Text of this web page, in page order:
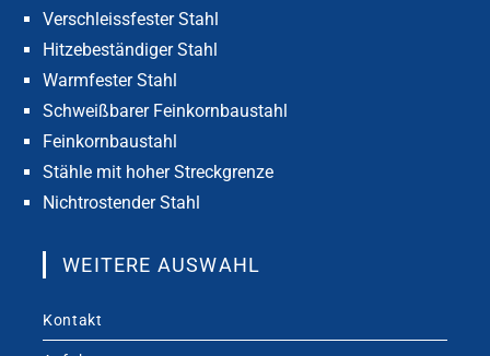
Verschleissfester Stahl
Hitzebeständiger Stahl
Warmfester Stahl
Schweißbarer Feinkornbaustahl
Feinkornbaustahl
Stähle mit hoher Streckgrenze
Nichtrostender Stahl
WEITERE AUSWAHL
Kontakt